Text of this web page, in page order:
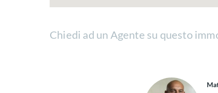
Chiedi ad un Agente su questo